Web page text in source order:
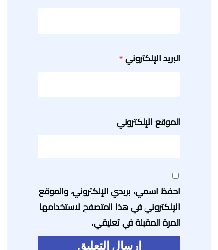
البريد الإلكتروني *
الموقع الإلكتروني
احفظ اسمي، بريدي الإلكتروني، والموقع
الإلكتروني في هذا المتصفح لاستخدامها
المرة المقبلة في تعليقي.